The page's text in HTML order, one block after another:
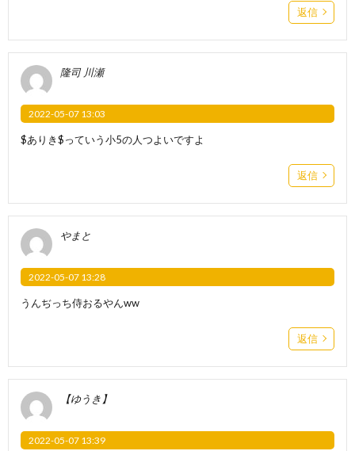
返信
隆司 川瀬
2022-05-07 13:03
$ありき$っていう小5の人つよいですよ
返信
やまと
2022-05-07 13:28
うんぢっち侍おるやんww
返信
【ゆうき】
2022-05-07 13:39